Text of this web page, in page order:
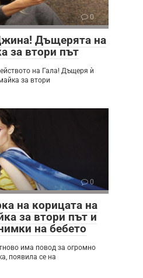
0
Дъщерята на
за втори път
на Гала! Дъщеря ѝ
за втори
0
на корицата на
за втори път и
на бебето
има повод за огромно
появила се на